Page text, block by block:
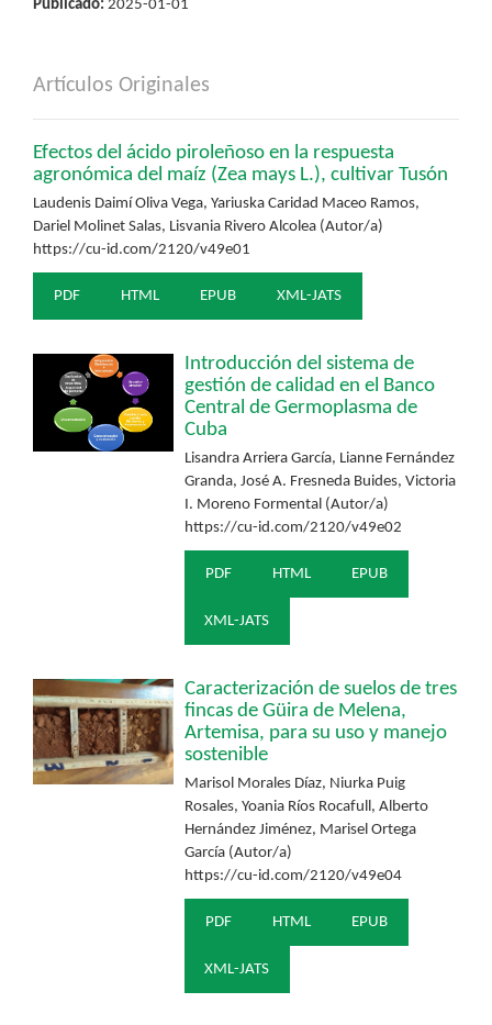
Publicado: 2025-01-01
Artículos Originales
Efectos del ácido piroleñoso en la respuesta
agronómica del maíz (Zea mays L.), cultivar Tusón
Laudenis Daimí Oliva Vega, Yariuska Caridad Maceo Ramos,
Dariel Molinet Salas, Lisvania Rivero Alcolea (Autor/a)
https://cu-id.com/2120/v49e01
PDF HTML EPUB XML-JATS
Introducción del sistema de
gestión de calidad en el Banco
Central de Germoplasma de
Cuba
Lisandra Arriera García, Lianne Fernández
Granda, José A. Fresneda Buides, Victoria
I. Moreno Formental (Autor/a)
https://cu-id.com/2120/v49e02
PDF HTML EPUB
XML-JATS
Caracterización de suelos de tres
fincas de Güira de Melena,
Artemisa, para su uso y manejo
sostenible
Marisol Morales Díaz, Niurka Puig
Rosales, Yoania Ríos Rocafull, Alberto
Hernández Jiménez, Marisel Ortega
García (Autor/a)
https://cu-id.com/2120/v49e04
PDF HTML EPUB
XML-JATS